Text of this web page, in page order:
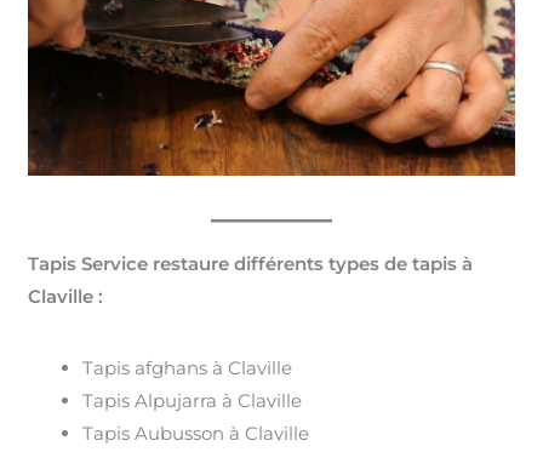
Tapis Service restaure différents types de tapis à
Claville :
Tapis afghans à Claville
Tapis Alpujarra à Claville
Tapis Aubusson à Claville